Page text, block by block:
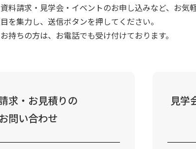
料請求・見学会・イベントのお申し込みなど、お気
を集力し、送信ボタンを押してください。
持ちの方は、お電話でも受け付けております。
求・お見積りの
お問い合わせ
見学